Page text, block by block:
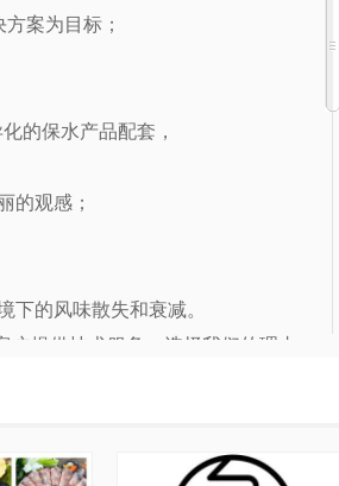
案为目标；
的保水产品配套，
的观感；
下的风味散失和衰减。
户提供技术服务。选择我们的理由